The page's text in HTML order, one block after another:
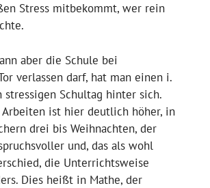
Stress mitbekommt, wer rein
aber die Schule bei
verlassen darf, hat man einen i.
stressigen Schultag hinter sich.
Arbeiten ist hier deutlich höher, in
drei bis Weihnachten, der
und, das als wohl
die Unterrichtsweise
Dies heißt in Mathe, der